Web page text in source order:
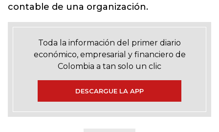
contable de una organización.
Toda la información del primer diario
económico, empresarial y financiero de
Colombia a tan solo un clic
DESCARGUE LA APP